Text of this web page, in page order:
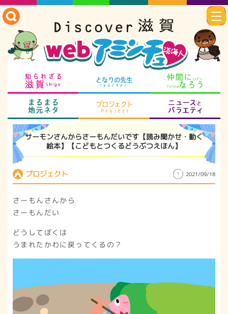
知られざる滋賀 となりの先生
まるまる地元ネタ プロジェクト
サーモンさんからさーもんだいです【読み聞かせ・動く
絵本】【こどもとつくるどうぶつえほん】
プロジェクト 2021/09/18
さーもんさんから
さーもんだい
どうしてぼくは
うまれたかわに戻ってくるの？